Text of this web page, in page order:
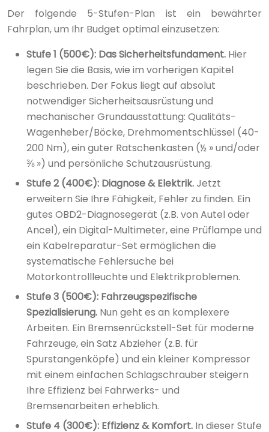
Der folgende 5-Stufen-Plan ist ein bewährter
Fahrplan, um Ihr Budget optimal einzusetzen:
Stufe 1 (500€): Das Sicherheitsfundament. Hier
legen Sie die Basis, wie im vorherigen Kapitel
beschrieben. Der Fokus liegt auf absolut
notwendiger Sicherheitsausrüstung und
mechanischer Grundausstattung: Qualitäts-
Wagenheber/Böcke, Drehmomentschlüssel (40-
200 Nm), ein guter Ratschenkasten (½ » und/oder
⅜ ») und persönliche Schutzausrüstung.
Stufe 2 (400€): Diagnose & Elektrik.Jetzt
erweitern Sie Ihre Fähigkeit, Fehler zu finden. Ein
gutes OBD2-Diagnosegerät (z.B. von Autel oder
Ancel), ein Digital-Multimeter, eine Prüflampe und
ein Kabelreparatur-Set ermöglichen die
systematische Fehlersuche bei
Motorkontrollleuchte und Elektrikproblemen.
Stufe 3 (500€): Fahrzeugspezifische
Spezialisierung. Nun geht es an komplexere
Arbeiten. Ein Bremsenrückstell-Set für moderne
Fahrzeuge, ein Satz Abzieher (z.B. für
Spurstangenköpfe) und ein kleiner Kompressor
mit einem einfachen Schlagschrauber steigern
Ihre Effizienz bei Fahrwerks- und
Bremsenarbeiten erheblich.
Stufe 4 (300€): Effizienz & Komfort. In dieser Stufe